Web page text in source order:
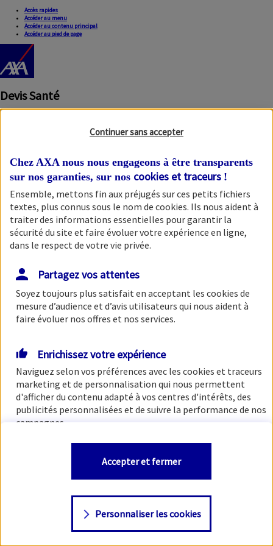
Accès rapides
Accéder au menu
Accéder au contenu principal
Accéder au pied de page
Devis Santé
Fermer la modale
Continuer sans accepter
Chez AXA nous nous engageons à être transparents
sur nos garanties, sur nos cookies et traceurs !
Ensemble, mettons fin aux préjugés sur ces petits fichiers
textes, plus connus sous le nom de cookies. Ils nous aident à
traiter des informations essentielles pour garantir la
sécurité du site et faire évoluer votre expérience en ligne,
dans le respect de votre vie privée.
Partagez vos attentes
Soyez toujours plus satisfait en acceptant les cookies de
mesure d’audience et d’avis utilisateurs qui nous aident à
faire évoluer nos offres et nos services.
Enrichissez votre expérience
Naviguez selon vos préférences avec les cookies et traceurs
marketing et de personnalisation qui nous permettent
d'afficher du contenu adapté à vos centres d'intérêts, des
publicités personnalisées et de suivre la performance de nos
campagnes.
Vous êtes libre de les accepter, de les refuser comme de
changer d'avis à tout moment en allant sur
Consulter notre politique decookies
Personnaliser les cookies
Accepter et fermer